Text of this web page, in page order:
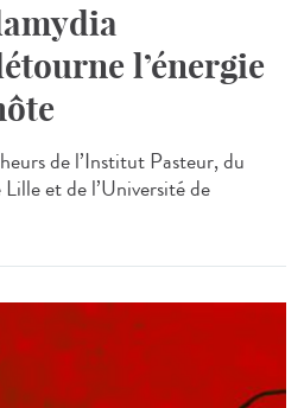
l’énergie
de l’Institut Pasteur, du
et de l’Université de